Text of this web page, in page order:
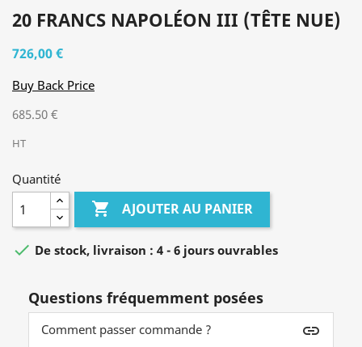
20 FRANCS NAPOLÉON III (TÊTE NUE)
726,00 €
Buy Back Price
685.50 €
HT
Quantité
 AJOUTER AU PANIER
 De stock, livraison : 4 - 6 jours ouvrables
Questions fréquemment posées
Comment passer commande ? insert_link